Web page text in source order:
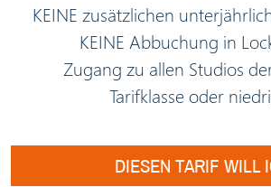
KEINE zusätzlichen
KEINE Abbuchung in
Zugang zu allen Studios
Tarifklasse oder
DIESEN TARIF WILL